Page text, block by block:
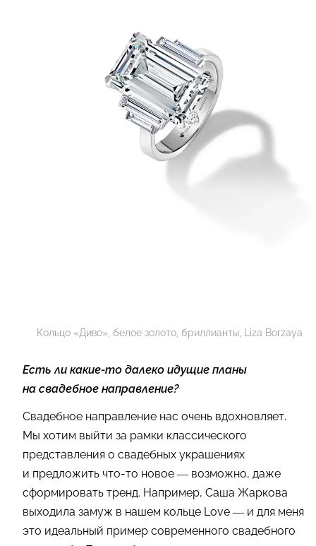
Кольцо «Диво», белое золото, бриллианты, Liza Borzaya
Есть ли какие-то далеко идущие планы
на свадебное направление?
Свадебное направление нас очень вдохновляет.
Мы хотим выйти за рамки классического
представления о свадебных украшениях
и предложить что-то новое — возможно, даже
сформировать тренд. Например, Саша Жаркова
выходила замуж в нашем кольце Love — и для меня
это идеальный пример современного свадебного